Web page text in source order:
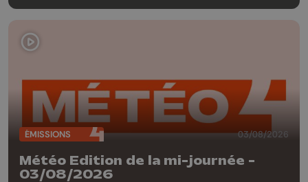
ÉMISSIONS 03/08/2026
Météo Edition de la mi-journée -
03/08/2026